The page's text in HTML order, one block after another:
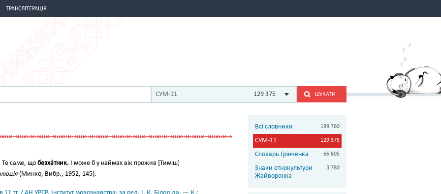
ТРАНСЛІТЕРАЦІЯ
СУМ-11 129 375 ШУКАТИ
Те саме, що безха́тник. І може б у наймах вік прожив [Тиміш]
(Минко, Вибр., 1952, 145).
Всі словники 199 760
СУМ-11 129 375
Словарь Грінченка 66 605
Знаки етнокультури
Жайворонка
3 780